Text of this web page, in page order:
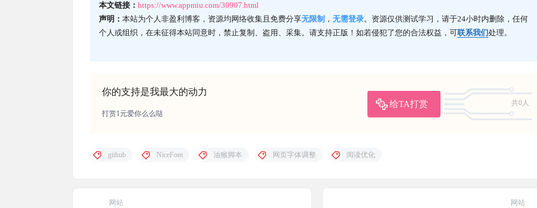
本文链接： https://www.appmiu.com/30907.html
声明： 本站为个人非盈利博客，资源均网络收集且免费分享无限制 ， 无需登录。资源仅供测试学习，请于24小时内删除，任何
个人或组织，在未征得本站同意时，禁止复制、盗用、采集。请支持正版！如若侵犯了您的合法权益，可联系我们处理。
你的支持是我最大的动力
给TA打赏
共0人
打赏1元爱你么么哒
github NiceFont 油猴脚本 网页字体调整 阅读优化
网站 网站